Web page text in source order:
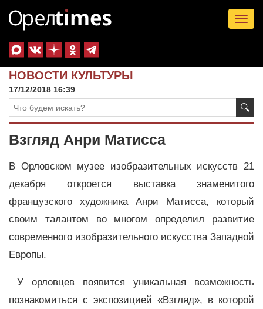
НОВОСТИ КУЛЬТУРЫ
17/12/2018 16:39
Взгляд Анри Матисса
В Орловском музее изобразительных искусств 21
декабря откроется выставка знаменитого
французского художника Анри Матисса, который
своим талантом во многом определил развитие
современного изобразительного искусства Западной
Европы.
У орловцев появится уникальная возможность
познакомиться с экспозицией «Взгляд», в которой